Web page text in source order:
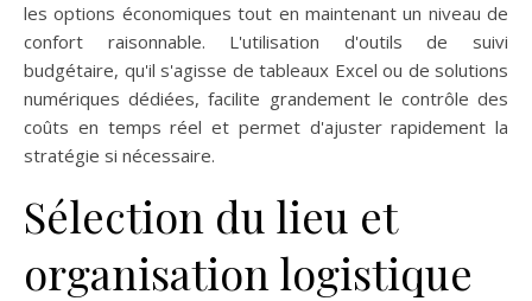
les options économiques tout en maintenant un niveau de
confort raisonnable. L'utilisation d'outils de suivi
budgétaire, qu'il s'agisse de tableaux Excel ou de solutions
numériques dédiées, facilite grandement le contrôle des
coûts en temps réel et permet d'ajuster rapidement la
stratégie si nécessaire.
Sélection du lieu et
organisation logistique